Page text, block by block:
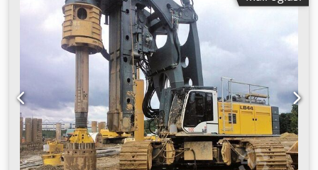
KDK 275 S Pripremljeno za Kelly, SOB, FDP & VDW
Pripremljeno za Bauer sustav cjevovoda